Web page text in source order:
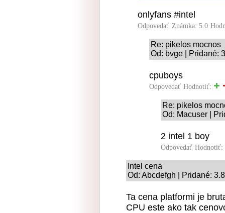
onlyfans #intel
Odpovedať Známka: 5.0
Re: pikelos mocnos
Od: bvge | Pridané:
cpuboys
Odpovedať Hodnotiť:
Re: pikelos
Od: Macuser |
2 intel 1 boy
Odpovedať Hodnotiť:
Intel cena
Od: Abcdefgh | Pridané:
Ta cena platformi je
CPU este ako tak